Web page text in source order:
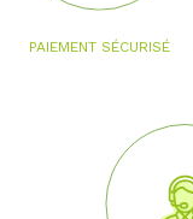
PAIEMENT SÉCURISÉ